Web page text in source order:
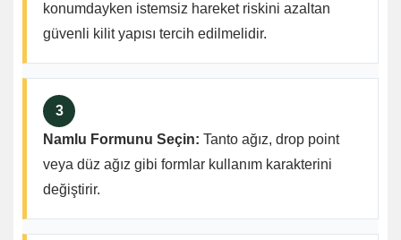
konumdayken istemsiz hareket riskini azaltan
güvenli kilit yapısı tercih edilmelidir.
3
Namlu Formunu Seçin: Tanto ağız, drop point
veya düz ağız gibi formlar kullanım karakterini
değiştirir.